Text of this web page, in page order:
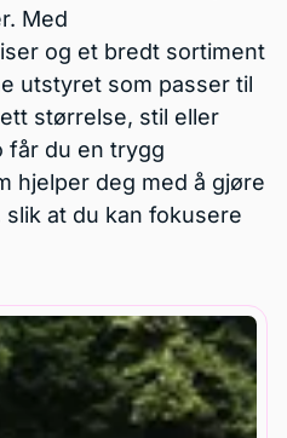
Med
og et bredt sortiment
utstyret som passer til
størrelse, stil eller
får du en trygg
hjelper deg med å gjøre
at du kan fokusere